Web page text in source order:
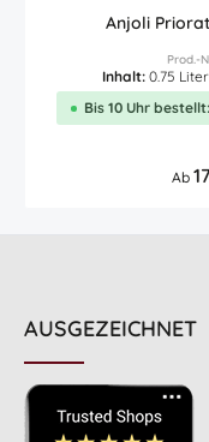
Anjoli
Prod.-
Inhalt: 0.75 Liter
Bis 10 Uhr
Ab
AUSGEZEICHNET